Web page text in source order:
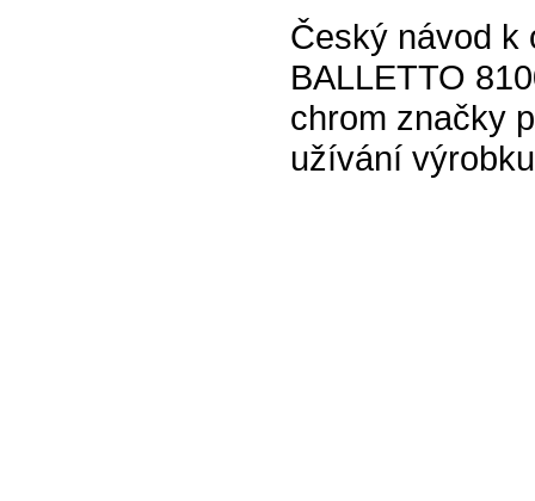
Český návod k
BALLETTO
chrom značky
užívání